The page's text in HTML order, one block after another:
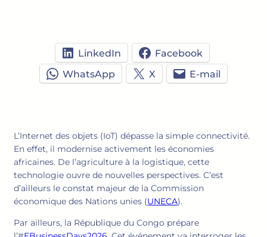
LinkedIn
Facebook
WhatsApp
X E-mail
L’Internet des objets (IoT) dépasse la simple connectivité.
En effet, il modernise activement les économies
africaines. De l’agriculture à la logistique, cette
technologie ouvre de nouvelles perspectives. C’est
d’ailleurs le constat majeur de la Commission
économique des Nations unies (UNECA).
Par ailleurs, la République du Congo prépare